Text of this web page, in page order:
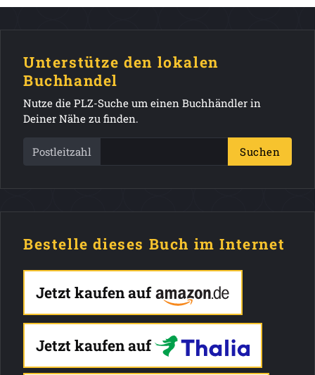
Unterstütze den lokalen
Buchhandel
Nutze die PLZ-Suche um einen Buchhändler in
Deiner Nähe zu finden.
Postleitzahl Suchen
Bestelle dieses Buch im Internet
Jetzt kaufen auf
Jetzt kaufen auf